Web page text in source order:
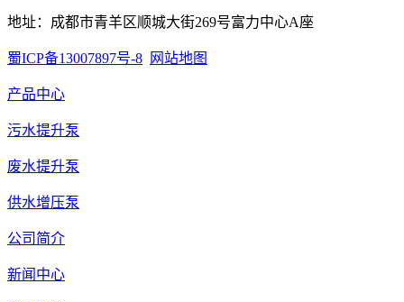
地址：成都市青羊区顺城大街269号富力中心A座
蜀ICP备13007897号-8 网站地图
产品中心
污水提升泵
废水提升泵
供水增压泵
公司简介
新闻中心